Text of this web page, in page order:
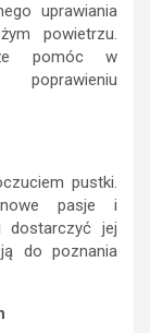
uprawiania
powietrzu.
pomóc w
pustki.
nowe pasje i
dostarczyć jej
do poznania